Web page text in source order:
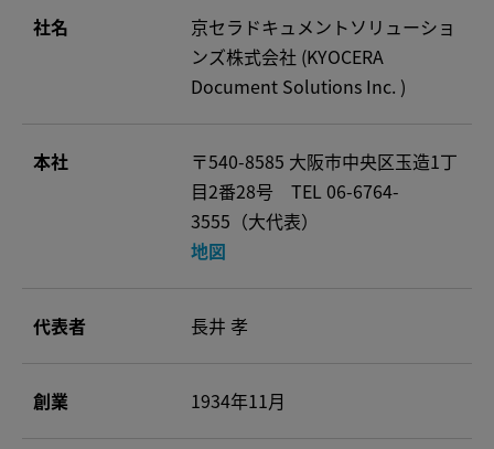
社名
京セラドキュメントソリューショ
ンズ株式会社 (KYOCERA
Document Solutions Inc. )
本社
〒540-8585 大阪市中央区玉造1丁
目2番28号 TEL 06-6764-
3555（大代表）
地図
代表者 長井 孝
創業 1934年11月